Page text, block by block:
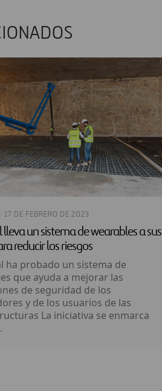
· 17 DE FEBRERO DE 2023
lleva un sistema de wearables a sus
reducir los riesgos
ha probado un sistema de
que ayuda a mejorar las
de seguridad de los
y de los usuarios de las
La iniciativa se enmarca